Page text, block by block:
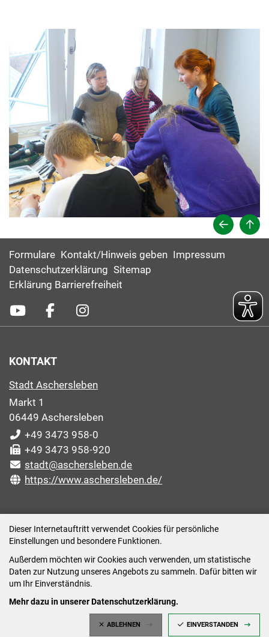
Dieser Internetauftritt verwendet Cookies für persönliche
Einstellungen und besondere Funktionen.
Außerdem möchten wir Cookies auch verwenden, um statistische
Daten zur Nutzung unseres Angebots zu sammeln. Dafür bitten wir
um Ihr Einverständnis.
Mehr dazu in unserer Datenschutzerklärung.
ABLEHNEN EINVERSTANDEN
Formulare Kontakt/Hinweis geben Impressum
Datenschutzerklärung Sitemap
Erklärung Barrierefreiheit
KONTAKT
Stadt Aschersleben
Markt 1
06449 Aschersleben
+49 3473 958-0
+49 3473 958-920
stadt@aschersleben.de
https://www.aschersleben.de/
Montag: 09:00-12:00 /14:00-15:00 Uhr
Dienstag: 09:00-12:00 /14:00-16:00 Uhr
Mittwoch: 09:00 - 12:00 Uhr (nach vorheriger
Donnerstag: 09:00-12:00 /14:00-18:00 Uhr
Freitag: 09:00-12:00 Uhr